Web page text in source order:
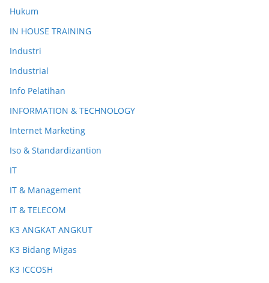
Hukum
IN HOUSE TRAINING
Industri
Industrial
Info Pelatihan
INFORMATION & TECHNOLOGY
Internet Marketing
Iso & Standardizantion
IT
IT & Management
IT & TELECOM
K3 ANGKAT ANGKUT
K3 Bidang Migas
K3 ICCOSH